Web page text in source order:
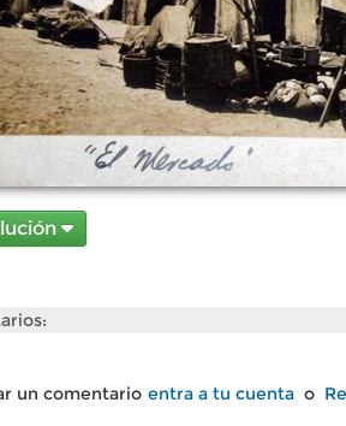
un comentario entra a tu cuenta o